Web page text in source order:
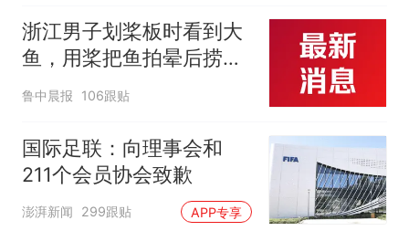
浙江男子划桨板时看到大
鱼，用桨把鱼拍晕后捞
起；当事人：鱼重7斤6
味道很好
鲁中晨报 106跟贴
国际足联：向理事会和
211个会员协会致歉
澎湃新闻 299跟贴 APP专享